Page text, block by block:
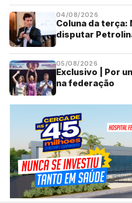
04/08/2026
Coluna da terça:
disputar
05/08/2026
Exclusivo | Por
na federação